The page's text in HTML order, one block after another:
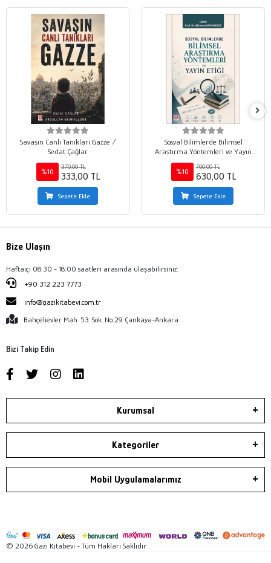
Savaşın Canlı Tanıkları Gazze /
Sedat Çağlar
%10
370,00 TL
333,00 TL
Sepete Ekle
Sosyal Bilimlerde Bilimsel
Araştırma Yöntemleri ve Yayın
Etiği / Mehmet Marangoz
%10
700,00 TL
630,00 TL
Sepete Ekle
Bize Ulaşın
Haftaiçi 08:30 - 18:00 saatleri arasında ulaşabilirsiniz.
+90 312 223 7773
info@gazikitabevi.com.tr
Bahçelievler Mah. 53. Sok. No:29 Çankaya-Ankara
Bizi Takip Edin
Kurumsal
Kategoriler
Mobil Uygulamalarımız
© 2026 Gazi Kitabevi - Tüm Hakları Saklıdır